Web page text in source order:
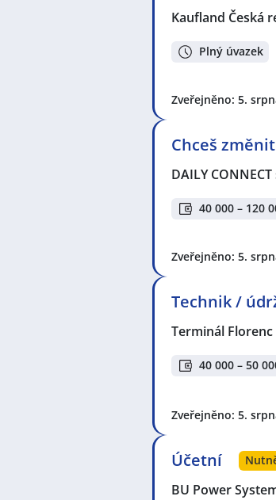
Kaufland Česká
Plný úvazek
Zveřejněno: 5.
Chceš
DAILY
40 000 – 120
Zveřejněno: 5.
Technik /
Terminál Florenc
40 000 – 50
Zveřejněno: 5.
Účetní
BU Power